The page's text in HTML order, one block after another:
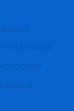
DA DÍVIDA